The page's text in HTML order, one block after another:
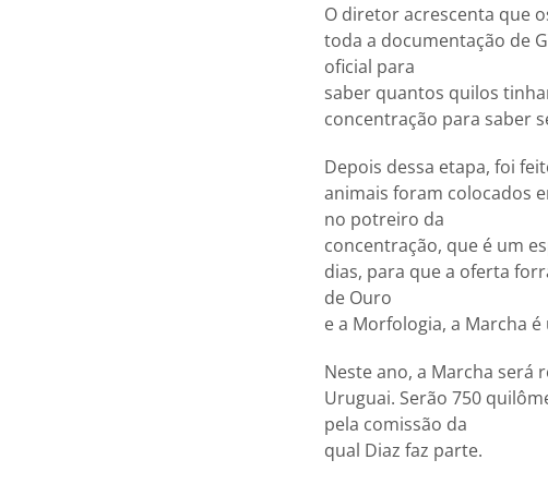
O diretor acrescenta que
toda a documentação de
oficial para
saber quantos quilos
concentração para saber
Depois dessa etapa, foi
animais foram colocados
no potreiro da
concentração, que é um
dias, para que a oferta
de Ouro
e a Morfologia, a Marcha
Neste ano, a Marcha será
Uruguai. Serão 750
pela comissão da
qual Diaz faz parte.